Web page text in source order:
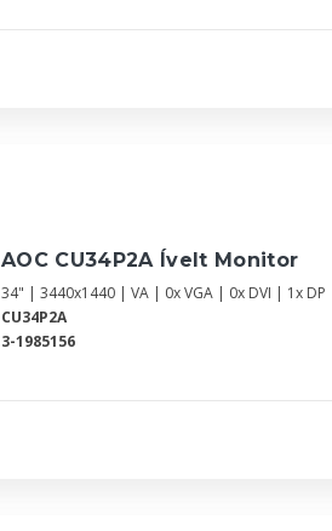
AOC CU34P2A Ívelt Monitor
34" | 3440x1440 | VA | 0x VGA | 0x DVI | 1x DP
CU34P2A
3-1985156